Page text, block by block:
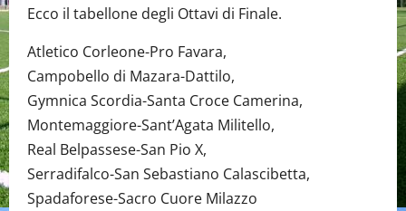
Ecco il tabellone degli Ottavi di Finale.
Atletico Corleone-Pro Favara,
Campobello di Mazara-Dattilo,
Gymnica Scordia-Santa Croce Camerina,
Montemaggiore-Sant’Agata Militello,
Real Belpassese-San Pio X,
Serradifalco-San Sebastiano Calascibetta,
Spadaforese-Sacro Cuore Milazzo